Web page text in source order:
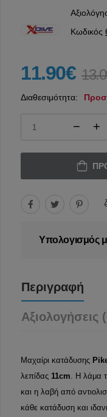
Κωδικός
11.90€
Διαθεσιμότητα:
Υπολογισμός
Περιγραφή
Αξιολογήσεις
Μαχαίρι κατάδυσης
λεπίδας 11cm. Η λάμα
και η λαβή από
κάθε κατάδυση και